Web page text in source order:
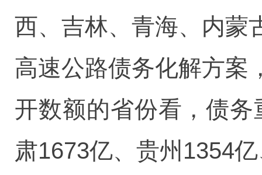
西、吉林、青海、内蒙
高速公路债务化解方案
开数额的省份看，债
肃1673亿、贵州1354